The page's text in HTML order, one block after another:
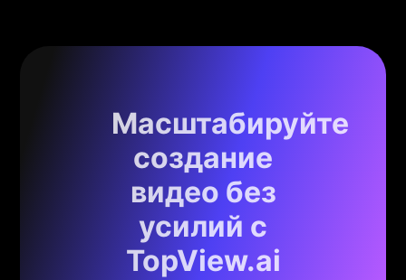
Масштабируйте
создание
видео без
усилий с
TopView.ai